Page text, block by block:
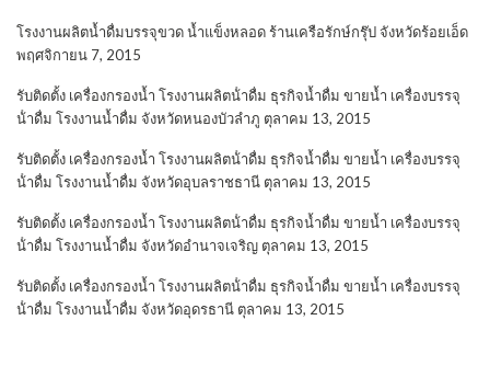
โรงงานผลิตน้ำดื่มบรรจุขวด น้ำแข็งหลอด ร้านเครือรักษ์กรุ๊ป จังหวัดร้อยเอ็ด
พฤศจิกายน 7, 2015
รับติดตั้ง เครื่องกรองน้ำ โรงงานผลิตน้ําดื่ม ธุรกิจน้ำดื่ม ขายน้ำ เครื่องบรรจุ
น้ําดื่ม โรงงานน้ำดื่ม จังหวัดหนองบัวลำภู ตุลาคม 13, 2015
รับติดตั้ง เครื่องกรองน้ำ โรงงานผลิตน้ําดื่ม ธุรกิจน้ำดื่ม ขายน้ำ เครื่องบรรจุ
น้ําดื่ม โรงงานน้ำดื่ม จังหวัดอุบลราชธานี ตุลาคม 13, 2015
รับติดตั้ง เครื่องกรองน้ำ โรงงานผลิตน้ําดื่ม ธุรกิจน้ำดื่ม ขายน้ำ เครื่องบรรจุ
น้ําดื่ม โรงงานน้ำดื่ม จังหวัดอำนาจเจริญ ตุลาคม 13, 2015
รับติดตั้ง เครื่องกรองน้ำ โรงงานผลิตน้ําดื่ม ธุรกิจน้ำดื่ม ขายน้ำ เครื่องบรรจุ
น้ําดื่ม โรงงานน้ำดื่ม จังหวัดอุดรธานี ตุลาคม 13, 2015